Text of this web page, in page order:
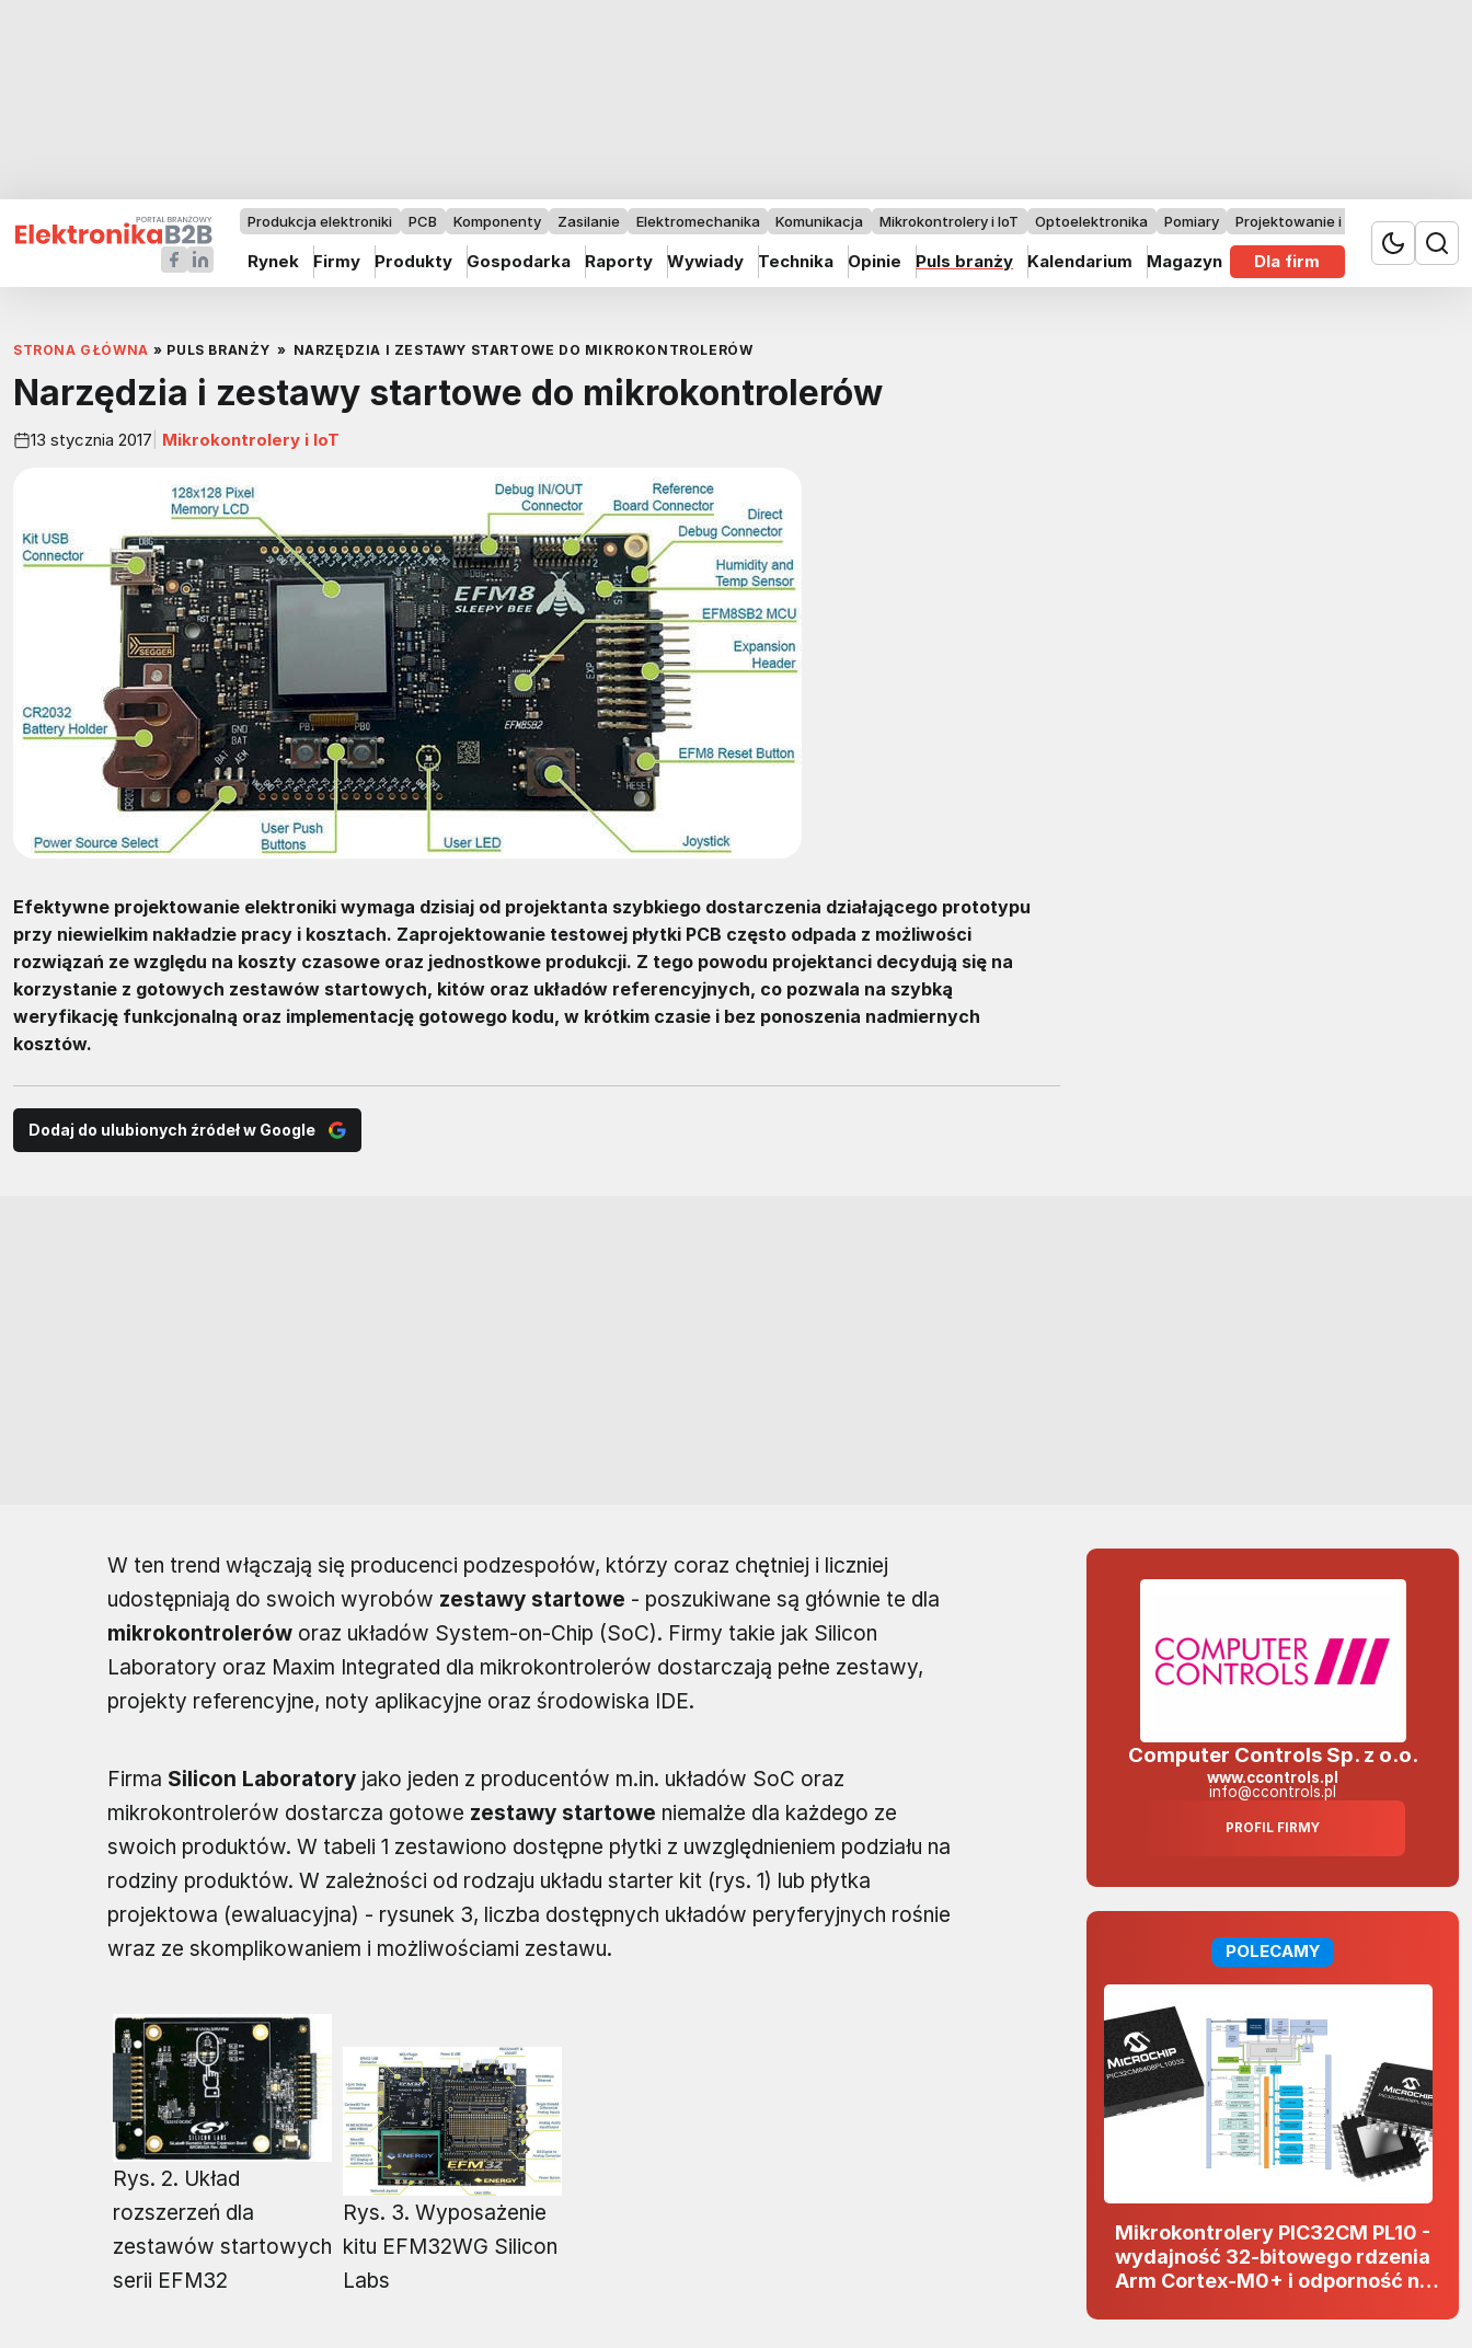
Produkcja elektroniki PCB Komponenty Zasilanie Elektromechanika Komunikacja Mikrokontrolery i IoT Optoelektronika Pomiary Projektowanie i badania
Rynek Firmy Produkty Gospodarka Raporty Wywiady Technika Opinie Puls branży Kalendarium Magazyn Dla firm
STRONA GŁÓWNA » PULS BRANŻY » NARZĘDZIA I ZESTAWY STARTOWE DO MIKROKONTROLERÓW
Narzędzia i zestawy startowe do mikrokontrolerów
13 stycznia 2017 Mikrokontrolery i IoT
Efektywne projektowanie elektroniki wymaga dzisiaj od projektanta szybkiego dostarczenia działającego prototypu
przy niewielkim nakładzie pracy i kosztach. Zaprojektowanie testowej płytki PCB często odpada z możliwości
rozwiązań ze względu na koszty czasowe oraz jednostkowe produkcji. Z tego powodu projektanci decydują się na
korzystanie z gotowych zestawów startowych, kitów oraz układów referencyjnych, co pozwala na szybką
weryfikację funkcjonalną oraz implementację gotowego kodu, w krótkim czasie i bez ponoszenia nadmiernych
kosztów.
Dodaj do ulubionych źródeł w Google
W ten trend włączają się producenci podzespołów, którzy coraz chętniej i liczniej
udostępniają do swoich wyrobów zestawy startowe - poszukiwane są głównie te dla
mikrokontrolerów oraz układów System-on-Chip (SoC). Firmy takie jak Silicon
Laboratory oraz Maxim Integrated dla mikrokontrolerów dostarczają pełne zestawy,
projekty referencyjne, noty aplikacyjne oraz środowiska IDE.
Firma Silicon Laboratory jako jeden z producentów m.in. układów SoC oraz
mikrokontrolerów dostarcza gotowe zestawy startowe niemalże dla każdego ze
swoich produktów. W tabeli 1 zestawiono dostępne płytki z uwzględnieniem podziału na
rodziny produktów. W zależności od rodzaju układu starter kit (rys. 1) lub płytka
projektowa (ewaluacyjna) - rysunek 3, liczba dostępnych układów peryferyjnych rośnie
wraz ze skomplikowaniem i możliwościami zestawu.
Rys. 2. Układ
rozszerzeń dla
zestawów startowych
serii EFM32
Rys. 3. Wyposażenie
kitu EFM32WG Silicon
Labs
Computer Controls Sp. z o.o.
www.ccontrols.pl
info@ccontrols.pl
PROFIL FIRMY
POLECAMY
Mikrokontrolery PIC32CM PL10 -
wydajność 32-bitowego rdzenia
Arm Cortex-M0+ i odporność na